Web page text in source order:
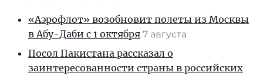
«Аэрофлот» возобновит полеты из Москвы
в Абу-Даби с 1 октября 7 августа
Посол Пакистана рассказал о
заинтересованности страны в российских